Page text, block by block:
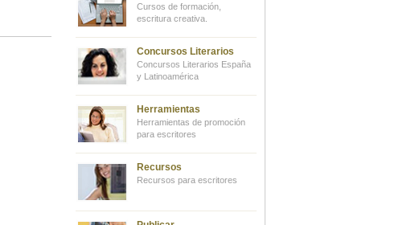
Cursos de formación,
escritura creativa.
Concursos Literarios
Concursos Literarios España
y Latinoamérica
Herramientas
Herramientas de promoción
para escritores
Recursos
Recursos para escritores